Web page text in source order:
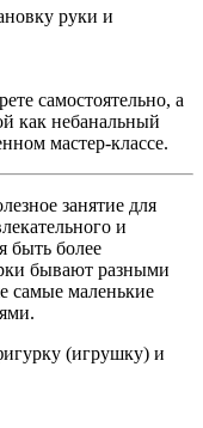
руки и
самостоятельно, а
как небанальный
мастер-классе.
занятие для
и
быть более
бывают разными
самые маленькие
(игрушку) и